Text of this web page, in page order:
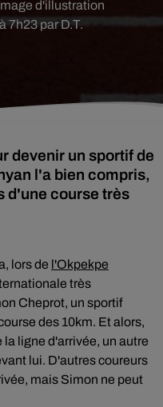
7h23 par D.T.
d'illustration
devenir un sportif de
l'a bien compris,
d'une course très
lors de l'Okpekpe
très
Cheprot, un sportif
des 10km. Et alors,
ligne d'arrivée, un autre
lui. D'autres coureurs
mais Simon ne peut